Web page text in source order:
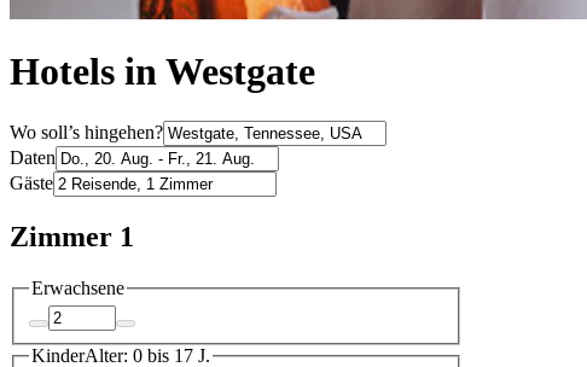
Hotels in Westgate
Wo soll’s hingehen?
Daten
Gäste
Zimmer 1
Erwachsene
KinderAlter: 0 bis 17 J.